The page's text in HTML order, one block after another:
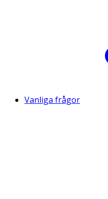
Vanliga frågor